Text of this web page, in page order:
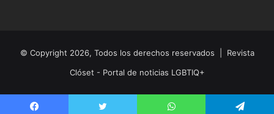
© Copyright 2026, Todos los derechos reservados | Revista
Clóset - Portal de noticias LGBTIQ+